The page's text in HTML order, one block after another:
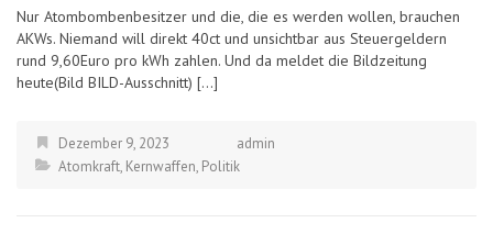
Nur Atombombenbesitzer und die, die es werden wollen, brauchen
AKWs. Niemand will direkt 40ct und unsichtbar aus Steuergeldern
rund 9,60Euro pro kWh zahlen. Und da meldet die Bildzeitung
heute(Bild BILD-Ausschnitt) […]
Dezember 9, 2023
admin
Atomkraft, Kernwaffen, Politik